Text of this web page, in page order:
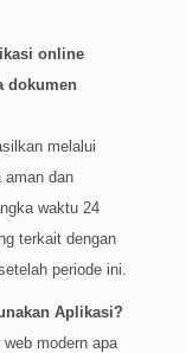
online
dokumen
melalui
aman dan
waktu 24
terkait dengan
periode ini.
Aplikasi?
modern apa